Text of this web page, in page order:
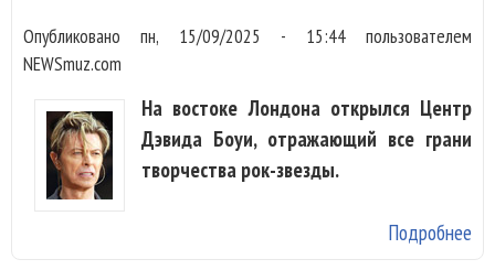
Опубликованопн, 15/09/2025 - 15:44пользователем
NEWSmuz.com
На востоке Лондона открылся Центр
Дэвида Боуи, отражающий все грани
творчества рок-звезды.
Подробнее